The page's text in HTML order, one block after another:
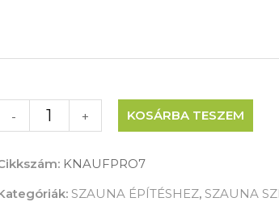
+
- KOSÁRBA TESZEM
KNAUFPRO7
SZAUNA ÉPÍTÉSHEZ, SZAUNA